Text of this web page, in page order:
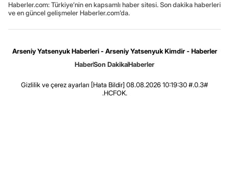
Haberler.com: Türkiye’nin en kapsamlı haber sitesi. Son dakika haberleri
ve en güncel gelişmeler Haberler.com’da.
Arseniy Yatsenyuk Haberleri - Arseniy Yatsenyuk Kimdir - Haberler
HaberSon DakikaHaberler
Gizlilik ve çerez ayarları [Hata Bildir] 08.08.2026 10:19:30 #.0.3#
.HCFOK.